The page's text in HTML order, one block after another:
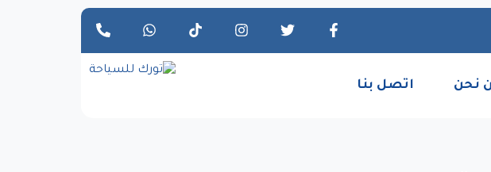
نحن اتصل بنا